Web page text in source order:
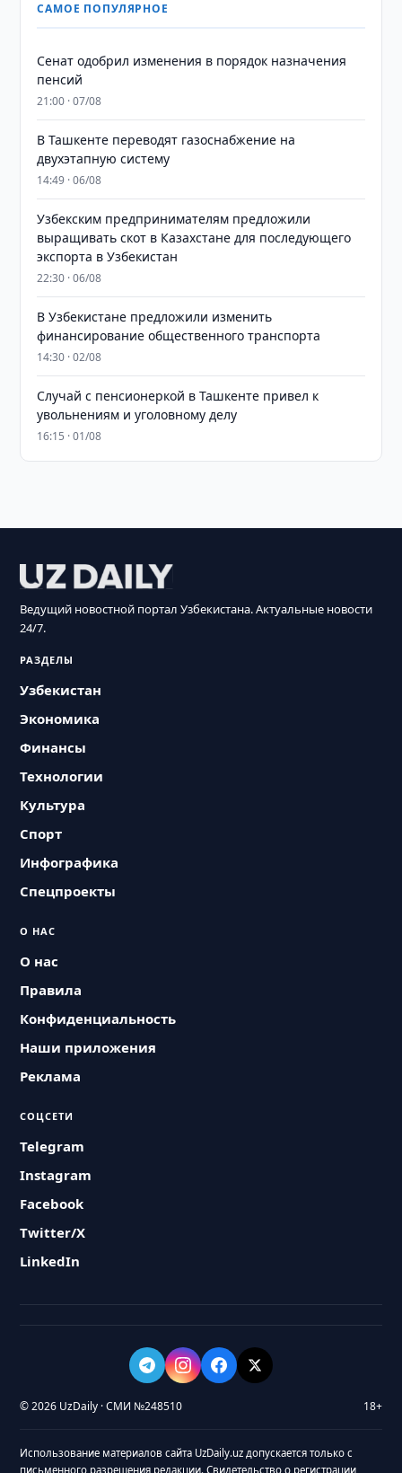
САМОЕ ПОПУЛЯРНОЕ
Сенат одобрил изменения в порядок назначения
пенсий
21:00 · 07/08
В Ташкенте переводят газоснабжение на
двухэтапную систему
14:49 · 06/08
Узбекским предпринимателям предложили
выращивать скот в Казахстане для последующего
экспорта в Узбекистан
22:30 · 06/08
В Узбекистане предложили изменить
финансирование общественного транспорта
14:30 · 02/08
Случай с пенсионеркой в Ташкенте привел к
увольнениям и уголовному делу
16:15 · 01/08
Ведущий новостной портал Узбекистана. Актуальные новости
24/7.
РАЗДЕЛЫ
Узбекистан
Экономика
Финансы
Технологии
Культура
Спорт
Инфографика
Спецпроекты
О НАС
О нас
Правила
Конфиденциальность
Наши приложения
Реклама
СОЦСЕТИ
Telegram
Instagram
Facebook
Twitter/X
LinkedIn
© 2026 UzDaily · СМИ №248510 18+
Использование материалов сайта UzDaily.uz допускается только с
письменного разрешения редакции. Свидетельство о регистрации